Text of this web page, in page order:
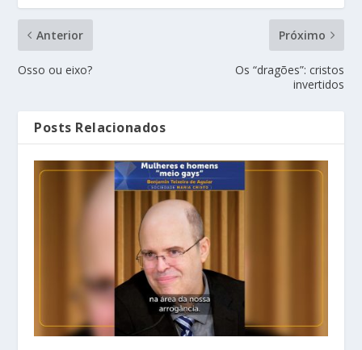
Anterior
⁠Osso ou eixo?
Próximo
Os “dragões”: cristos
invertidos
Posts Relacionados